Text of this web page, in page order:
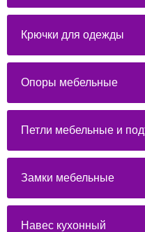
Крючки для одежды
Опоры мебельные
Петли мебельные и
Замки мебельные
Навес кухонный